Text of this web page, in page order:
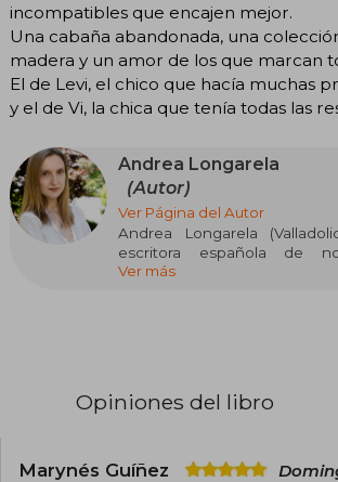
incompatibles que encajen mejor.
Una cabaña abandonada, una
madera y un amor de los que marcan
El de Levi, el chico que hacía muchas
y el de Vi, la chica que tenía todas las
Andrea Longarela
(Autor)
Ver Página del Autor
Andrea Longarela
escritora española de
también conocida por su
Su estilo se caracteriza
humanas.
Ver más
Opiniones del libro
Marynés Guíñez